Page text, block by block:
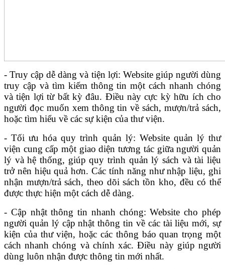
- Truy cập dễ dàng và tiện lợi: Website giúp người dùng
truy cập và tìm kiếm thông tin một cách nhanh chóng
và tiện lợi từ bất kỳ đâu. Điều này cực kỳ hữu ích cho
người đọc muốn xem thông tin về sách, mượn/trả sách,
hoặc tìm hiểu về các sự kiện của thư viện.
- Tối ưu hóa quy trình quản lý: Website quản lý thư
viện cung cấp một giao diện tương tác giữa người quản
lý và hệ thống, giúp quy trình quản lý sách và tài liệu
trở nên hiệu quả hơn. Các tính năng như nhập liệu, ghi
nhận mượn/trả sách, theo dõi sách tồn kho, đều có thể
được thực hiện một cách dễ dàng.
- Cập nhật thông tin nhanh chóng: Website cho phép
người quản lý cập nhật thông tin về các tài liệu mới, sự
kiện của thư viện, hoặc các thông báo quan trọng một
cách nhanh chóng và chính xác. Điều này giúp người
dùng luôn nhận được thông tin mới nhất.